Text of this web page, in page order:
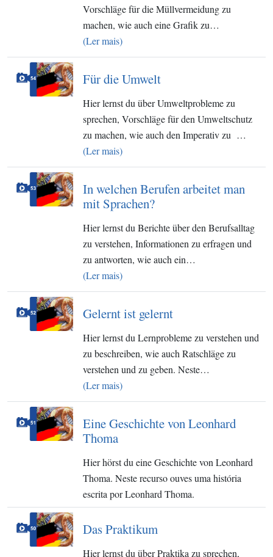
Vorschläge für die Müllvermeidung zu
machen, wie auch eine Grafik zu…
(Ler mais)
Für die Umwelt
Hier lernst du über Umweltprobleme zu
sprechen, Vorschläge für den Umweltschutz
zu machen, wie auch den Imperativ zu …
(Ler mais)
In welchen Berufen arbeitet man
mit Sprachen?
Hier lernst du Berichte über den Berufsalltag
zu verstehen, Informationen zu erfragen und
zu antworten, wie auch ein…
(Ler mais)
Gelernt ist gelernt
Hier lernst du Lernprobleme zu verstehen und
zu beschreiben, wie auch Ratschläge zu
verstehen und zu geben. Neste…
(Ler mais)
Eine Geschichte von Leonhard
Thoma
Hier hörst du eine Geschichte von Leonhard
Thoma. Neste recurso ouves uma história
escrita por Leonhard Thoma.
Das Praktikum
Hier lernst du über Praktika zu sprechen,